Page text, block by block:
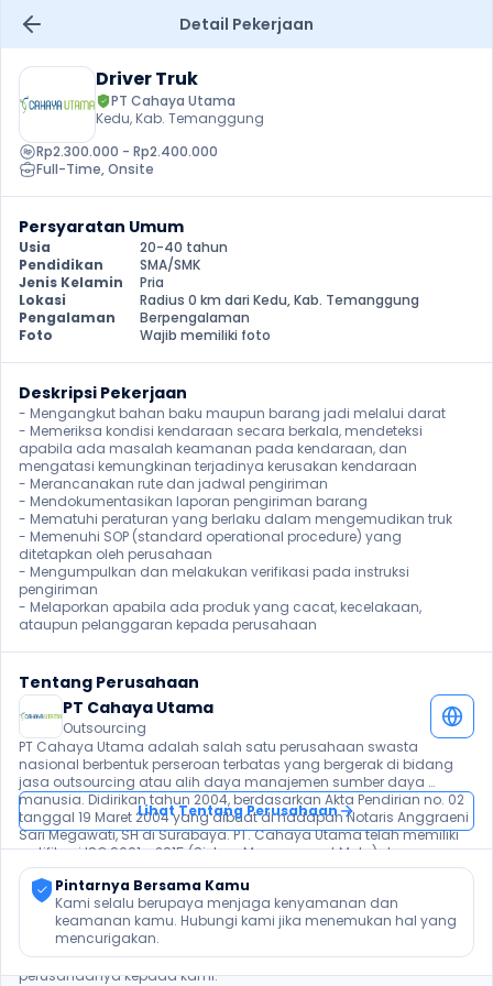
Detail Pekerjaan
Driver Truk
PT Cahaya Utama
Kedu, Kab. Temanggung
Rp2.300.000 - Rp2.400.000
Full-Time, Onsite
Persyaratan Umum
Usia
20-40 tahun
Pendidikan
SMA/SMK
Jenis Kelamin
Pria
Lokasi
Radius 0 km dari Kedu, Kab. Temanggung
Pengalaman
Berpengalaman
Foto
Wajib memiliki foto
Deskripsi Pekerjaan
- Mengangkut bahan baku maupun barang jadi melalui darat
- Memeriksa kondisi kendaraan secara berkala, mendeteksi
apabila ada masalah keamanan pada kendaraan, dan
mengatasi kemungkinan terjadinya kerusakan kendaraan
- Merancanakan rute dan jadwal pengiriman
- Mendokumentasikan laporan pengiriman barang
- Mematuhi peraturan yang berlaku dalam mengemudikan truk
- Memenuhi SOP (standard operational procedure) yang
ditetapkan oleh perusahaan
- Mengumpulkan dan melakukan verifikasi pada instruksi
pengiriman
- Melaporkan apabila ada produk yang cacat, kecelakaan,
ataupun pelanggaran kepada perusahaan
Tentang Perusahaan
PT Cahaya Utama
Outsourcing
PT Cahaya Utama adalah salah satu perusahaan swasta
nasional berbentuk perseroan terbatas yang bergerak di bidang
jasa outsourcing atau alih daya manajemen sumber daya
manusia. Didirikan tahun 2004, berdasarkan Akta Pendirian no. 02
tanggal 19 Maret 2004 yang dibuat di hadapan Notaris Anggraeni
Sari Megawati, SH di Surabaya. PT. Cahaya Utama telah memiliki
sertifikasi ISO 9001 - 2015 (Sistem Management Mutu) dan
sertifikasi OHSAS (18001 - 2007 (Sistem Management K3L). Dan akan
selalu kita tingkatkan sesuai dengan kebutuhan perkembangan
zaman. Saat ini kami telah memiliki 9 kantor cabang perwakilan
yang tersebar di seluruh Indonesia guna menunjang kegiatan
operasional kami serta telah di percaya & menangani lebih dari
120 klient yang mempercayakan kegiatan operasional
perusahaanya kepada kami.
Lihat Tentang Perusahaan
Pintarnya Bersama Kamu
Kami selalu berupaya menjaga kenyamanan dan
keamanan kamu. Hubungi kami jika menemukan hal yang
mencurigakan.